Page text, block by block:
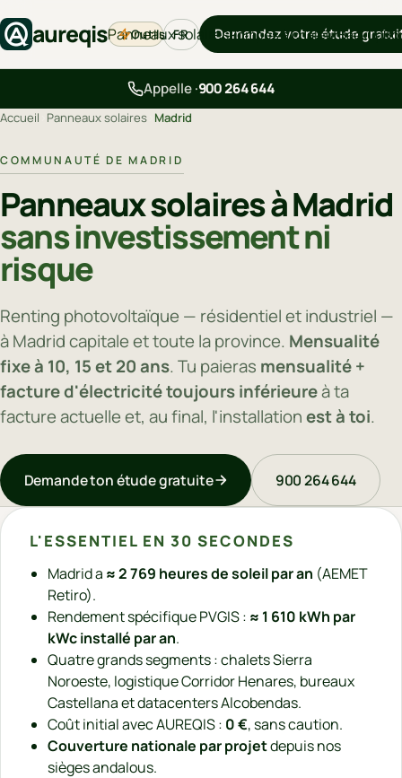
aureqisPanneaux solairesPompes à chaleurBackup
Outils FR Demandez votre étude
Appelle ·900 264 644
Accueil Panneaux solaires Madrid
COMMUNAUTÉ DE MADRID
Panneaux solaires à Madrid
sans investissement ni
risque
Renting photovoltaïque — résidentiel et industriel —
à Madrid capitale et toute la province. Mensualité
fixe à 10, 15 et 20 ans. Tu paieras mensualité +
facture d'électricité toujours inférieureà ta
facture actuelle et, au final, l'installationest à toi.
Demande ton étude gratuite 900 264 644
L'ESSENTIEL EN 30 SECONDES
Madrid a ≈ 2 769 heures de soleil par an (AEMET
Retiro).
Rendement spécifique PVGIS : ≈ 1 610 kWh par
kWc installé par an.
Quatre grands segments : chalets Sierra
Noroeste, logistique Corridor Henares, bureaux
Castellana et datacenters Alcobendas.
Coût initial avec AUREQIS : 0 €, sans caution.
Couverture nationale par projetdepuis nos
sièges andalous.